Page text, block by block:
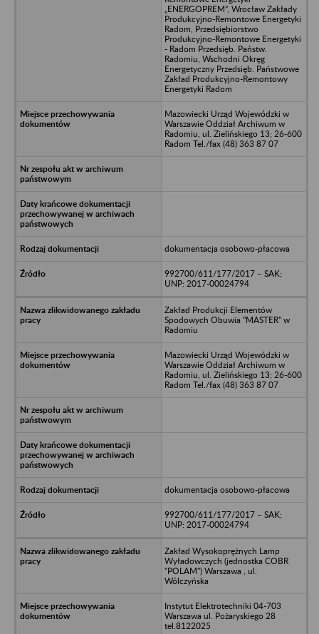
„ENERGOPREM”, Wrocław Zakłady
Produkcyjno-Remontowe Energetyki
Radom, Przedsiębiorstwo
Produkcyjno-Remontowe Energetyki
- Radom Przedsięb. Państw.
Radomiu, Wschodni Okręg
Energetyczny Przedsięb. Państwowe
Zakład Produkcyjno-Remontowy
Energetyki Radom
Mazowiecki Urząd Wojewódzki w
Warszawie Oddział Archiwum w
Radomiu, ul. Zielińskiego 13; 26-600
Radom Tel./fax (48) 363 87 07
dokumentacja osobowo-płacowa
992700/611/177/2017 – SAK;
UNP: 2017-00024794
Zakład Produkcji Elementów
Spodowych Obuwia "MASTER" w
Radomiu
Mazowiecki Urząd Wojewódzki w
Warszawie Oddział Archiwum w
Radomiu, ul. Zielińskiego 13; 26-600
Radom Tel./fax (48) 363 87 07
dokumentacja osobowo-płacowa
992700/611/177/2017 – SAK;
UNP: 2017-00024794
Zakład Wysokoprężnych Lamp
Wyładowczych (jednostka COBR
"POLAM") Warszawa , ul.
Wólczyńska
Instytut Elektrotechniki 04-703
Warszawa ul. Pożaryskiego 28
tel.8122025